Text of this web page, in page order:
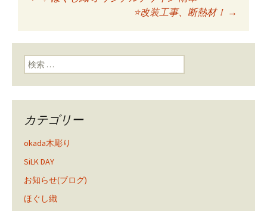
投稿ナビゲーショ
ン
⭐️改装工事、断熱材！ →
検索:
カテゴリー
okada木彫り
SiLK DAY
お知らせ(ブログ)
ほぐし織